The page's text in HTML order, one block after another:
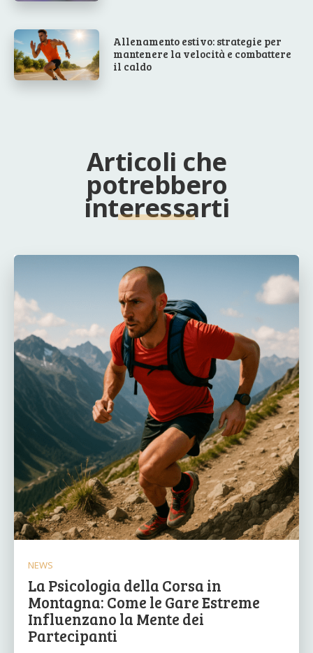
Allenamento estivo: strategie per
mantenere la velocità e combattere
il caldo
Articoli che
potrebbero
interessarti
NEWS
La Psicologia della Corsa in
Montagna: Come le Gare Estreme
Influenzano la Mente dei
Partecipanti